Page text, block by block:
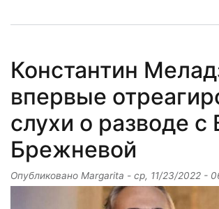
Константин
впервые
слухи о разводе с
Брежневой
Опубликовано Margarita - ср, 11/23/2022 -